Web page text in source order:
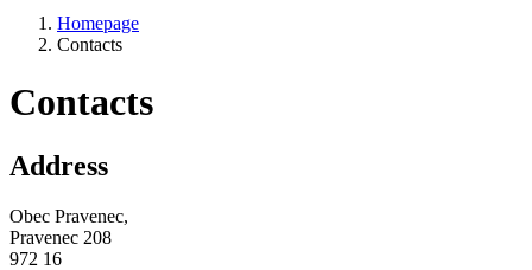
Homepage
Contacts
Contacts
Address
Obec Pravenec,
Pravenec 208
972 16